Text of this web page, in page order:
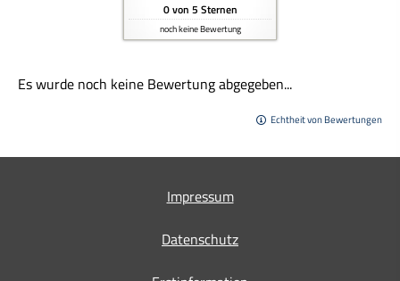
0von 5 Sternen
noch keine Bewertung
Es wurde noch keine Bewertung abgegeben...
Echtheit von Bewertungen
Impressum
Datenschutz